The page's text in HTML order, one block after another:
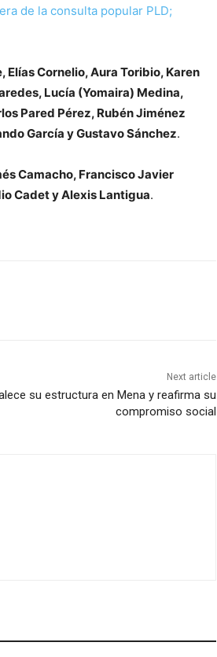
de la consulta popular PLD;
Elías Cornelio, Aura Toribio, Karen
Lucía (Yomaira) Medina,
Pared Pérez, Rubén Jiménez
García y Gustavo Sánchez.
Camacho, Francisco Javier
Cadet y Alexis Lantigua.
Next article
su estructura en Mena y reafirma su
compromiso social